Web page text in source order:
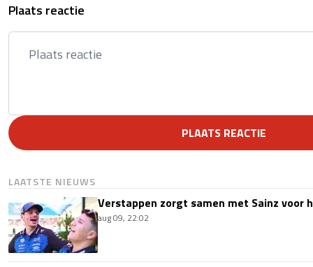
Plaats reactie
PLAATS REACTIE
LAATSTE NIEUWS
Verstappen zorgt samen met Sainz voor
aug 09, 22:02